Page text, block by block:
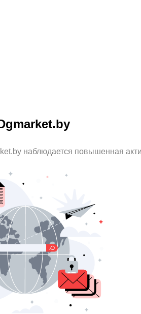
наблюдается повышенная